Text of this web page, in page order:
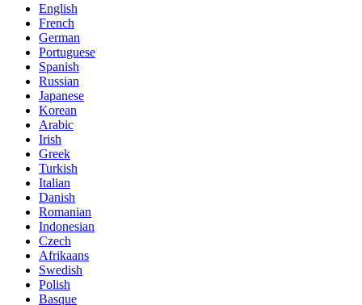
English
French
German
Portuguese
Spanish
Russian
Japanese
Korean
Arabic
Irish
Greek
Turkish
Italian
Danish
Romanian
Indonesian
Czech
Afrikaans
Swedish
Polish
Basque